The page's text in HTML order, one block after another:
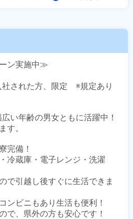
ン実施中≫
された方、限定　※規定あり
い年齢の男女ともに活躍中！
す。
完備！
冷蔵庫・電子レンジ・洗濯
で引越し後すぐに生活できま
ンビニもあり生活も便利！
で、県外の方も安心です！